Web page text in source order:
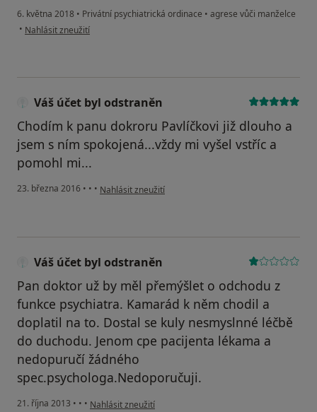
6. května 2018 • Privátní psychiatrická ordinace • agrese vůči manželce
• podle názoru uživatele Váš účet byl odstraněn
Nahlásit zneužití
Váš účet byl odstraněn
Chodím k panu dokroru Pavlíčkovi již dlouho a
jsem s ním spokojená...vždy mi vyšel vstříc a
pomohl mi...
23. března 2016 • • • podle názoru uživatele Váš účet byl odstraněn
Nahlásit zneužití
Váš účet byl odstraněn
Pan doktor už by měl přemýšlet o odchodu z
funkce psychiatra. Kamarád k něm chodil a
doplatil na to. Dostal se kuly nesmyslnné léčbě
do duchodu. Jenom cpe pacijenta lékama a
nedopuručí žádného
spec.psychologa.Nedoporučuji.
21. října 2013 • • • podle názoru uživatele Váš účet byl odstraněn
Nahlásit zneužití